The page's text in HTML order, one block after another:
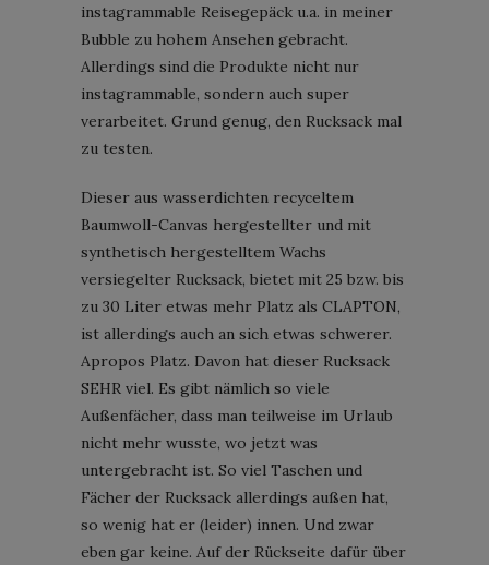
instagrammable Reisegepäck u.a. in meiner
Bubble zu hohem Ansehen gebracht.
Allerdings sind die Produkte nicht nur
instagrammable, sondern auch super
verarbeitet. Grund genug, den Rucksack mal
zu testen.
Dieser aus wasserdichten recyceltem
Baumwoll-Canvas hergestellter und mit
synthetisch hergestelltem Wachs
versiegelter Rucksack, bietet mit 25 bzw. bis
zu 30 Liter etwas mehr Platz als CLAPTON,
ist allerdings auch an sich etwas schwerer.
Apropos Platz. Davon hat dieser Rucksack
SEHR viel. Es gibt nämlich so viele
Außenfächer, dass man teilweise im Urlaub
nicht mehr wusste, wo jetzt was
untergebracht ist. So viel Taschen und
Fächer der Rucksack allerdings außen hat,
so wenig hat er (leider) innen. Und zwar
eben gar keine. Auf der Rückseite dafür über